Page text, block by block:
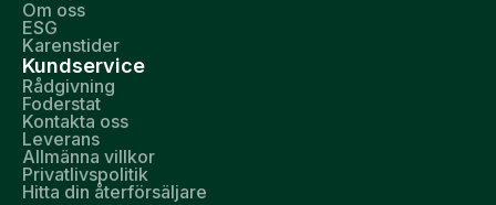
Om oss
ESG
Karenstider
Kundservice
Rådgivning
Foderstat
Kontakta oss
Leverans
Allmänna villkor
Privatlivspolitik
Hitta din återförsäljare